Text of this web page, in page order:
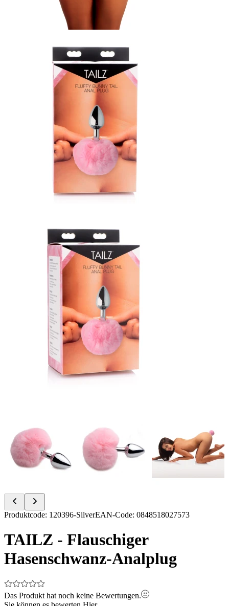
Item
of
Produktcode: 120396-SilverEAN-Code: 0848518027573
TAILZ - Flauschiger
Hasenschwanz-Analplug
Das Produkt hat noch keine Bewertungen.